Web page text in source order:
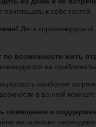
к себе гостей.
Дети
возможности жить
не
наиболее
в ванной
помещения и
желательно